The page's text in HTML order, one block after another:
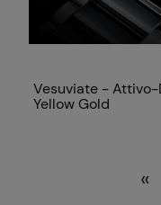
Vesuviate - Attivo-
Yellow Gold
«